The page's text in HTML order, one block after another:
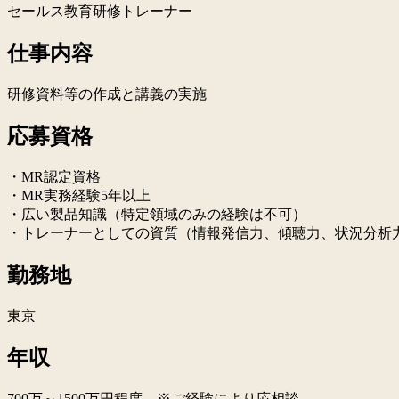
セールス教育研修トレーナー
仕事内容
研修資料等の作成と講義の実施
応募資格
・MR認定資格
・MR実務経験5年以上
・広い製品知識（特定領域のみの経験は不可）
・トレーナーとしての資質（情報発信力、傾聴力、状況分析
勤務地
東京
年収